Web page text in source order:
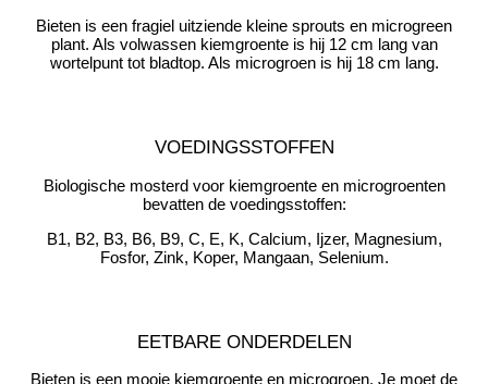
Bieten is een fragiel uitziende kleine sprouts en microgreen
plant. Als volwassen kiemgroente is hij 12 cm lang van
wortelpunt tot bladtop. Als microgroen is hij 18 cm lang.
VOEDINGSSTOFFEN
Biologische mosterd voor kiemgroente en microgroenten
bevatten de voedingsstoffen:
B1, B2, B3, B6, B9, C, E, K, Calcium, Ijzer, Magnesium,
Fosfor, Zink, Koper, Mangaan, Selenium.
EETBARE ONDERDELEN
Bieten is een mooie kiemgroente en microgroen. Je moet de